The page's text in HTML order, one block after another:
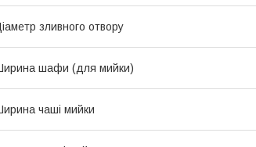
зливного отвору
шафи (для мийки)
чаші мийки